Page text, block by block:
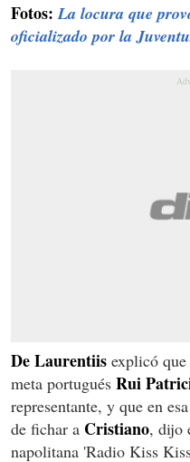
Fotos:La locura que
oficializado por la
De Laurentiis explicó
meta portugués Rui
representante, y que en
de fichar a Cristiano, dijo
napolitana 'Radio Kiss